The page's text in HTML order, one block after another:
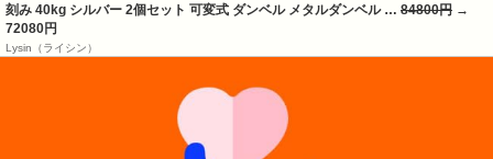
刻み 40kg シルバー 2個セット 可変式 ダンベル メタルダンベル … 84800円 →
72080円
Lysin（ライシン）